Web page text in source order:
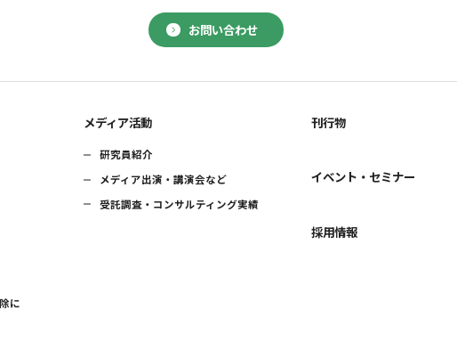
お問い合わせ
に
メディア活動
研究員紹介
メディア出演・講演会など
受託調査・コンサルティング実績
刊行物
イベント・セミナー
採用情報